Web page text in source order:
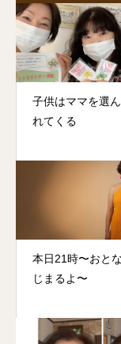
子供はママを選
れてくる
本日21時〜おと
じまるよ〜